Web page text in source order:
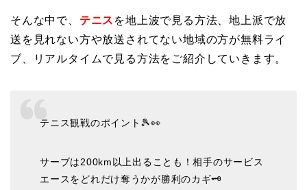
そんな中で、 テニス を地上波で見る方法、地上派で放
送を見れない方や放送されてない地域の方が無料ライ
ブ、リアルタイムで見る方法をご紹介していきます。
テニス観戦のポイント🎾👀
サーブは200km以上出ることも！相手のサービス
エースをどれだけ奪うかが勝利のカギ🗝